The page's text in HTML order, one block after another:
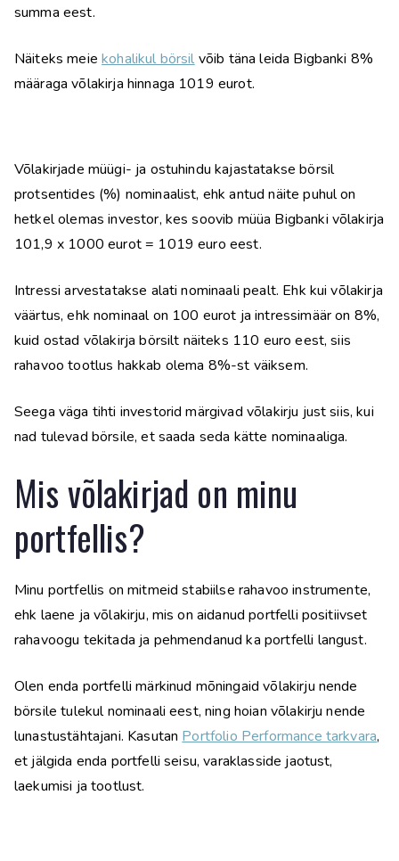
summa eest.
Näiteks meiekohalikul börsil võib täna leida Bigbanki 8%
määraga võlakirja hinnaga 1019 eurot.
Võlakirjade müügi- ja ostuhindu kajastatakse börsil
protsentides (%) nominaalist, ehk antud näite puhul on
hetkel olemas investor, kes soovib müüa Bigbanki võlakirja
101,9 x 1000 eurot = 1019 euro eest.
Intressi arvestatakse alati nominaali pealt. Ehk kui võlakirja
väärtus, ehk nominaal on 100 eurot ja intressimäär on 8%,
kuid ostad võlakirja börsilt näiteks 110 euro eest, siis
rahavoo tootlus hakkab olema 8%-st väiksem.
Seega väga tihti investorid märgivad võlakirju just siis, kui
nad tulevad börsile, et saada seda kätte nominaaliga.
Mis võlakirjad on minu
portfellis?
Minu portfellis on mitmeid stabiilse rahavoo instrumente,
ehk laene ja võlakirju, mis on aidanud portfelli positiivset
rahavoogu tekitada ja pehmendanud ka portfelli langust.
Olen enda portfelli märkinud mõningaid võlakirju nende
börsile tulekul nominaali eest, ning hoian võlakirju nende
lunastustähtajani. Kasutan Portfolio Performance tarkvara,
et jälgida enda portfelli seisu, varaklasside jaotust,
laekumisi ja tootlust.